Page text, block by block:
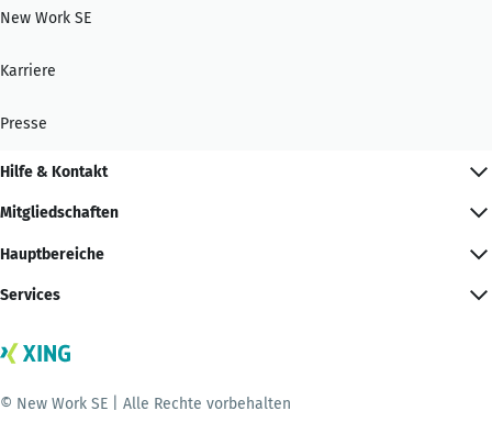
New Work SE
Karriere
Presse
Hilfe & Kontakt
Mitgliedschaften
Hauptbereiche
Services
© New Work SE | Alle Rechte vorbehalten